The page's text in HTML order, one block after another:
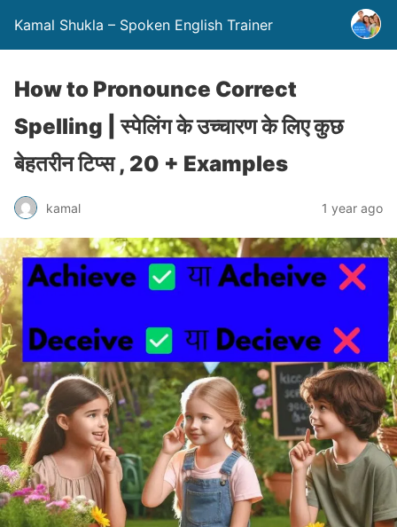
Kamal Shukla – Spoken English Trainer
How to Pronounce Correct
Spelling | स्पेलिंग के उच्चारण के लिए कुछ
बेहतरीन टिप्स , 20 + Examples
kamal 1 year ago